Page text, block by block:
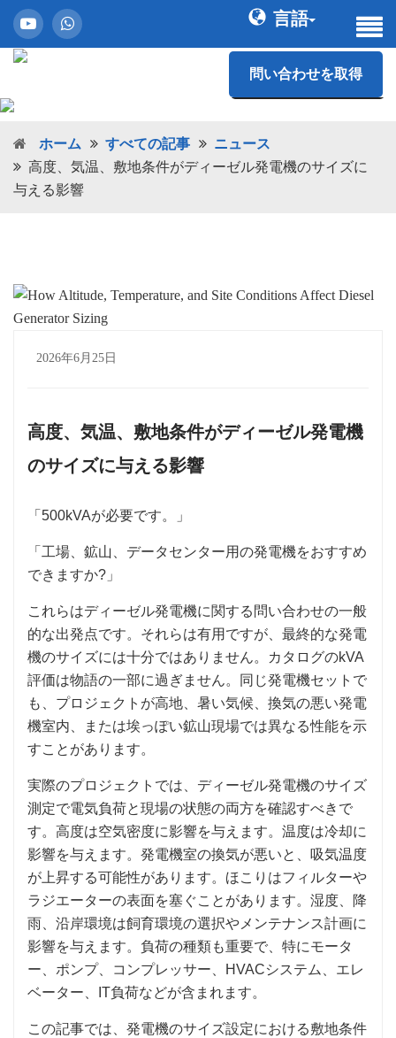
言語
問い合わせを取得
ホーム すべての記事
ニュース
高度、気温、敷地条件がディーゼル発電機のサイズに
与える影響
2026年6月25日
高度、気温、敷地条件がディーゼル発電機
のサイズに与える影響
「500kVAが必要です。」
「工場、鉱山、データセンター用の発電機をおすすめ
できますか?」
これらはディーゼル発電機に関する問い合わせの一般
的な出発点です。それらは有用ですが、最終的な発電
機のサイズには十分ではありません。カタログのkVA
評価は物語の一部に過ぎません。同じ発電機セットで
も、プロジェクトが高地、暑い気候、換気の悪い発電
機室内、または埃っぽい鉱山現場では異なる性能を示
すことがあります。
実際のプロジェクトでは、ディーゼル発電機のサイズ
測定で電気負荷と現場の状態の両方を確認すべきで
す。高度は空気密度に影響を与えます。温度は冷却に
影響を与えます。発電機室の換気が悪いと、吸気温度
が上昇する可能性があります。ほこりはフィルターや
ラジエーターの表面を塞ぐことがあります。湿度、降
雨、沿岸環境は飼育環境の選択やメンテナンス計画に
影響を与えます。負荷の種類も重要で、特にモータ
ー、ポンプ、コンプレッサー、HVACシステム、エレ
ベーター、IT負荷などが含まれます。
この記事では、発電機のサイズ設定における敷地条件